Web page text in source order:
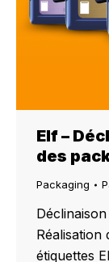
Elf –
des
Packaging
Réalisation
étiquettes